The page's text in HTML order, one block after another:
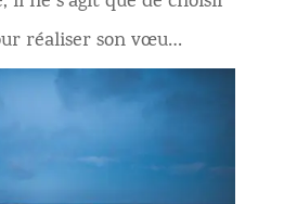
réaliser son vœu…